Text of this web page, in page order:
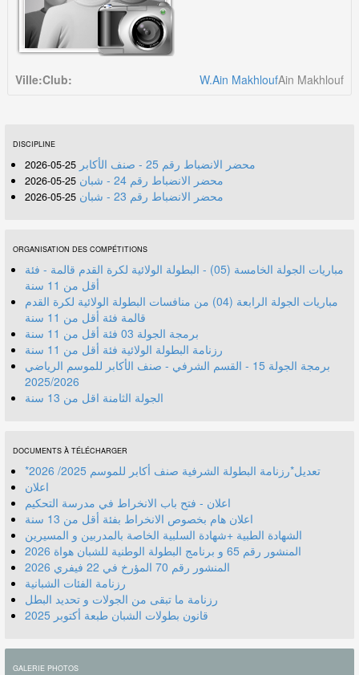
Ville: Ain Makhlouf
Club: W.Ain Makhlouf
DISCIPLINE
محضر الانضباط رقم 25 - صنف الأكابر 25-05-2026
محضر الانضباط رقم 24 - شبان 25-05-2026
محضر الانضباط رقم 23 - شبان 25-05-2026
ORGANISATION DES COMPÉTITIONS
مباريات الجولة الخامسة (05) - البطولة الولائية لكرة القدم قالمة - فئة
أقل من 11 سنة
مباريات الجولة الرابعة (04) من منافسات البطولة الولائية لكرة القدم
قالمة فئة أقل من 11 سنة
برمجة الجولة 03 فئة أقل من 11 سنة
رزنامة البطولة الولائية فئة أقل من 11 سنة
برمجة الجولة 15 - القسم الشرفي - صنف الأكابر للموسم الرياضي
2025/2026
الجولة الثامنة اقل من 13 سنة
DOCUMENTS À TÉLÉCHARGER
*تعديل*رزنامة البطولة الشرفية صنف أكابر للموسم 2025/ 2026
اعلان
اعلان - فتح باب الانخراط في مدرسة التحكيم
اعلان هام بخصوص الانخراط بفئة أقل من 13 سنة
الشهادة الطبية +شهادة السلبية الخاصة بالمدربين و المسيرين
المنشور رقم 70 المؤرخ في 22 فيفري 2026
رزنامة الفئات الشبانية
رزنامة ما تبقى من الجولات و تحديد البطل
قانون بطولات الشبان طبعة أكتوبر 2025
GALERIE PHOTOS